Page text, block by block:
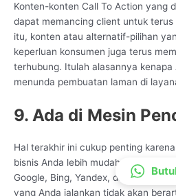
Konten-konten Call To Action yang
dapat memancing client untuk
itu, konten atau alternatif-pilihan
keperluan konsumen juga terus
terhubung. Itulah alasannya kenapa
menunda pembuatan laman di
9. Ada di Mesin
Hal terakhir ini cukup penting
bisnis Anda lebih mudah ditemukan
Google, Bing, Yandex, dan lainnya.
yang Anda jalankan tidak akan